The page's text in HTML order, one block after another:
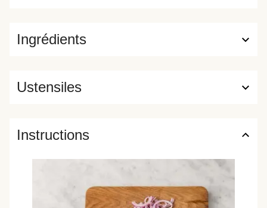
Ingrédients
Ustensiles
Instructions